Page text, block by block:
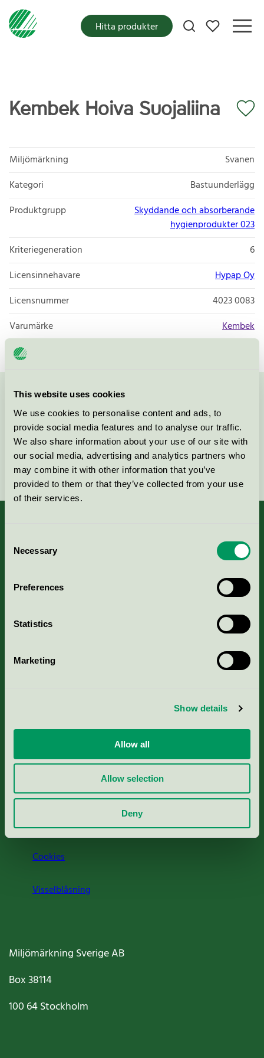
This website uses cookies
We use cookies to personalise content and ads, to
provide social media features and to analyse our traffic.
We also share information about your use of our site with
our social media, advertising and analytics partners who
may combine it with other information that you’ve
provided to them or that they’ve collected from your use
of their services.
Selection
Necessary
Preferences
Statistics
Marketing
Show details
Allow all
Allow selection
Deny
Mina favoriter
Hitta produkter
Kembek Hoiva Suojaliina
Miljömärkning
Svanen
Kategori
Bastuunderlägg
Produktgrupp
Skyddande och absorberande
hygienprodukter 023
Kriteriegeneration
6
Licensinnehavare
Hypap Oy
Licensnummer
4023 0083
Varumärke
Kembek
Kriterier, ansökan & avgifter
Aktuella Remisser
Nordic Ecolabelling Portal
Portal för massa, papper & tryckerier
Press
Om oss
Jobba hos oss
Cookies
Visselblåsning
Miljömärkning Sverige AB
Box38114
100 64Stockholm